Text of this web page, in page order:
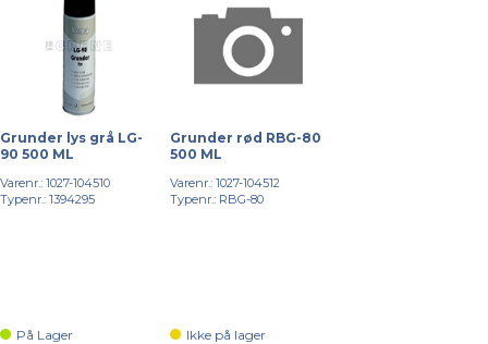
Grunder lys grå LG-
90 500 ML
Varenr.: 1027-104510
Typenr.: 1394295
På Lager
Grunder rød RBG-80
500 ML
Varenr.: 1027-104512
Typenr.: RBG-80
Ikke på lager